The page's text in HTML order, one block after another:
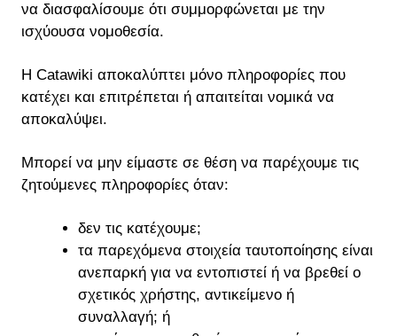
να διασφαλίσουμε ότι συμμορφώνεται με την
ισχύουσα νομοθεσία.
Η Catawiki αποκαλύπτει μόνο πληροφορίες που
κατέχει και επιτρέπεται ή απαιτείται νομικά να
αποκαλύψει.
Μπορεί να μην είμαστε σε θέση να παρέχουμε τις
ζητούμενες πληροφορίες όταν:
δεν τις κατέχουμε;
τα παρεχόμενα στοιχεία ταυτοποίησης είναι
ανεπαρκή για να εντοπιστεί ή να βρεθεί ο
σχετικός χρήστης, αντικείμενο ή
συναλλαγή; ή